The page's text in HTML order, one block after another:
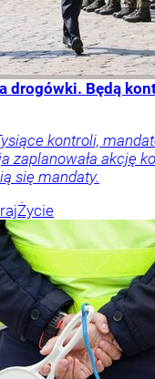
drogówki. Będą
kontroli,
zaplanowała akcję
się mandaty.
Życie